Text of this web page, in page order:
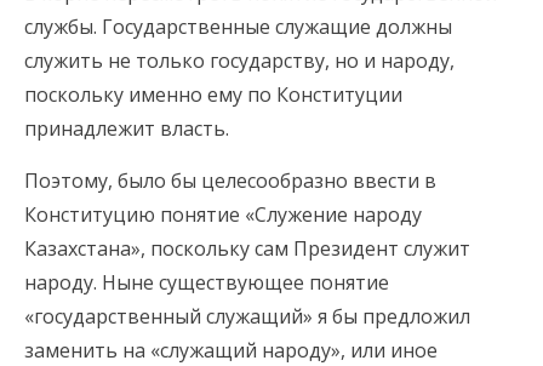
службы. Государственные служащие должны
служить не только государству, но и народу,
поскольку именно ему по Конституции
принадлежит власть.
Поэтому, было бы целесообразно ввести в
Конституцию понятие «Служение народу
Казахстана», поскольку сам Президент служит
народу. Ныне существующее понятие
«государственный служащий» я бы предложил
заменить на «служащий народу», или иное